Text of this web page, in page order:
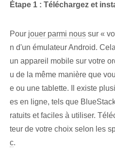
Étape⁢ 1 : Téléchargez et
Pour jouer parmi nous sur «
n d'un émulateur Android⁢.
un appareil mobile sur votre
u de la même manière que
e ou une tablette. Il existe
es en ligne, tels que⁢
ratuits‌ et ⁣faciles à utiliser.
teur de votre choix selon les
c.